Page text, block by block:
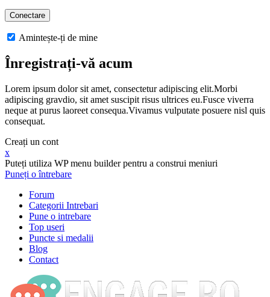
Amintește-ți de mine
Înregistrați-vă acum
Lorem ipsum dolor sit amet, consectetur adipiscing elit.Morbi
adipiscing gravdio, sit amet suscipit risus ultrices eu.Fusce viverra
neque at purus laoreet consequa.Vivamus vulputate posuere nisl quis
consequat.
Creați un cont
x
Puteți utiliza WP menu builder pentru a construi meniuri
Puneți o întrebare
Forum
Categorii Intrebari
Pune o intrebare
Top useri
Puncte si medalii
Blog
Contact